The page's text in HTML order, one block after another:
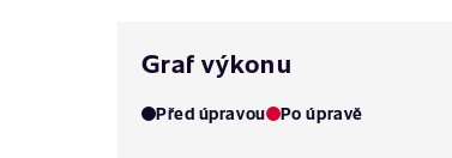
Graf výkonu
Před úpravou Po úpravě